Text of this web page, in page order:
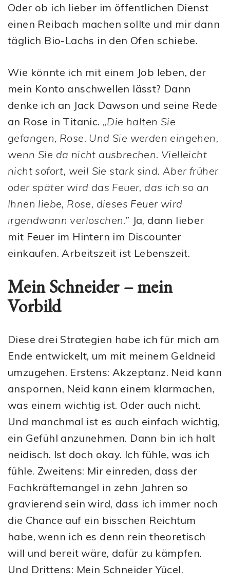
Oder ob ich lieber im öffentlichen Dienst
einen Reibach machen sollte und mir dann
täglich Bio-Lachs in den Ofen schiebe.
Wie könnte ich mit einem Job leben, der
mein Konto anschwellen lässt? Dann
denke ich an Jack Dawson und seine Rede
an Rose in Titanic. „Die halten Sie
gefangen, Rose. Und Sie werden eingehen,
wenn Sie da nicht ausbrechen. Vielleicht
nicht sofort, weil Sie stark sind. Aber früher
oder später wird das Feuer, das ich so an
Ihnen liebe, Rose, dieses Feuer wird
irgendwann verlöschen.” Ja, dann lieber
mit Feuer im Hintern im Discounter
einkaufen. Arbeitszeit ist Lebenszeit.
Mein Schneider – mein
Vorbild
Diese drei Strategien habe ich für mich am
Ende entwickelt, um mit meinem Geldneid
umzugehen. Erstens: Akzeptanz. Neid kann
anspornen, Neid kann einem klarmachen,
was einem wichtig ist. Oder auch nicht.
Und manchmal ist es auch einfach wichtig,
ein Gefühl anzunehmen. Dann bin ich halt
neidisch. Ist doch okay. Ich fühle, was ich
fühle. Zweitens: Mir einreden, dass der
Fachkräftemangel in zehn Jahren so
gravierend sein wird, dass ich immer noch
die Chance auf ein bisschen Reichtum
habe, wenn ich es denn rein theoretisch
will und bereit wäre, dafür zu kämpfen.
Und Drittens: Mein Schneider Yücel.